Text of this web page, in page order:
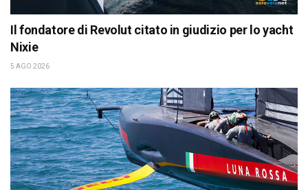
Il fondatore di Revolut citato in giudizio per lo yacht
Nixie
5 AGO 2026